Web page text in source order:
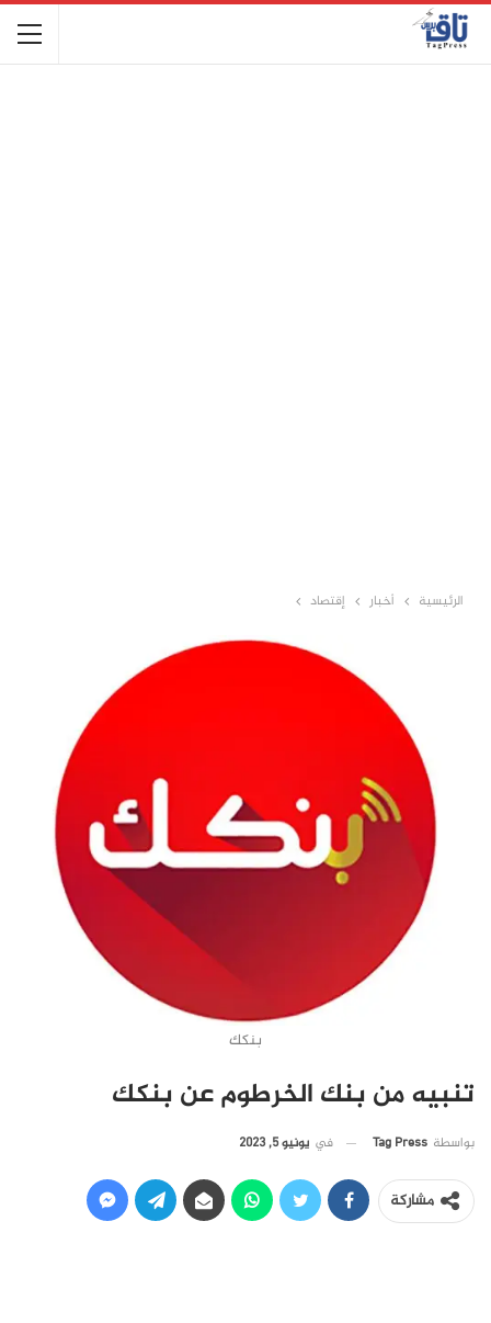
الرئيسية أخبار إقتصاد
بنكك
تنبيه من بنك الخرطوم عن بنكك
بواسطة Tag Press في يونيو 5, 2023
مشاركة